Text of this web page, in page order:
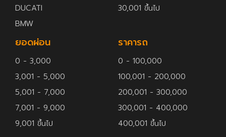
DUCATI
BMW
30,001 ขึ้นไป
ยอดผ่อน
0 - 3,000
3,001 - 5,000
5,001 - 7,000
7,001 - 9,000
9,001 ขึ้นไป
ราคารถ
0 - 100,000
100,001 - 200,000
200,001 - 300,000
300,001 - 400,000
400,001 ขึ้นไป